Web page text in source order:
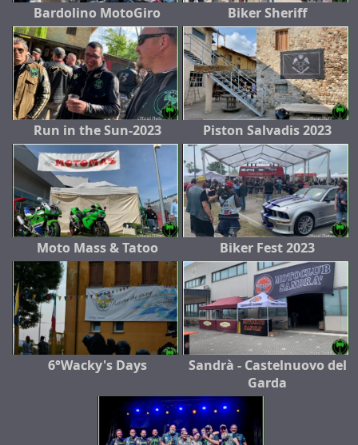
Bardolino MotoGiro Biker Sheriff
Run in the Sun-2023 Piston Salvadis 2023
Moto Mass & Tatoo Biker Fest 2023
6°Wacky's Days
Sandrà - Castelnuovo del
Garda